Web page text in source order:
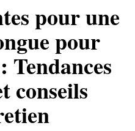
pour une
pour
Tendances
conseils